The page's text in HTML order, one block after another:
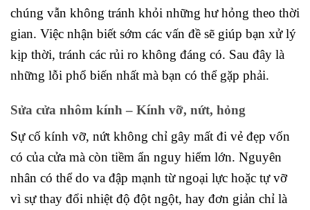
chúng vẫn không tránh khỏi những hư hỏng theo thời
gian. Việc nhận biết sớm các vấn đề sẽ giúp bạn xử lý
kịp thời, tránh các rủi ro không đáng có. Sau đây là
những lỗi phổ biến nhất mà bạn có thể gặp phải.
Sửa cửa nhôm kính – Kính vỡ, nứt, hỏng
Sự cố kính vỡ, nứt không chỉ gây mất đi vẻ đẹp vốn
có của cửa mà còn tiềm ẩn nguy hiểm lớn. Nguyên
nhân có thể do va đập mạnh từ ngoại lực hoặc tự vỡ
vì sự thay đổi nhiệt độ đột ngột, hay đơn giản chỉ là